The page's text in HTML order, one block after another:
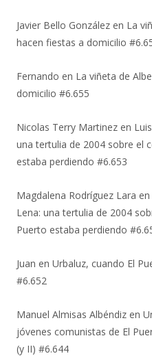
Javier Bello González en La
hacen fiestas a domicilio
Fernando en La viñeta de
domicilio #6.655
Nicolas Terry Martinez en
una tertulia de 2004 sobre el
estaba perdiendo #6.653
Magdalena Rodríguez Lara en
Lena: una tertulia de 2004
Puerto estaba perdiendo
Juan en Urbaluz, cuando El
#6.652
Manuel Almisas Albéndiz en
jóvenes comunistas de El
(y II) #6.644